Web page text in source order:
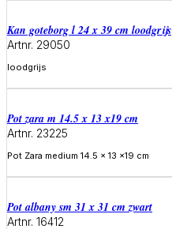
Kan goteborg l 24 x 39 cm loodgrijs
Artnr. 29050
loodgrijs
Meer informatie
Pot zara m 14.5 x 13 x19 cm
Artnr. 23225
Pot Zara medium 14.5 x 13 x19 cm
Pot albany sm 31 x 31 cm zwart
Artnr. 16412